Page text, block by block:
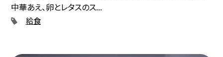
中華あえ、卵とレタスのス...
給食